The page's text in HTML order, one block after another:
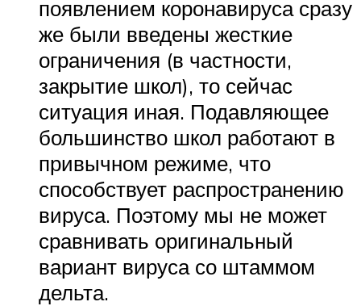
появлением коронавируса сразу
же были введены жесткие
ограничения (в частности,
закрытие школ), то сейчас
ситуация иная. Подавляющее
большинство школ работают в
привычном режиме, что
способствует распространению
вируса. Поэтому мы не может
сравнивать оригинальный
вариант вируса со штаммом
дельта.